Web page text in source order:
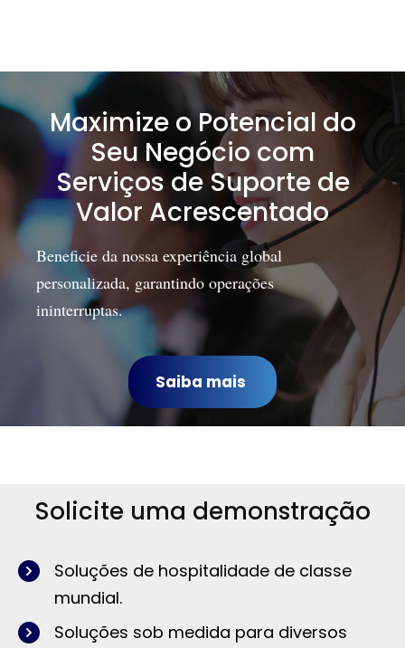
Maximize o Potencial do
Seu Negócio com
Serviços de Suporte de
Valor Acrescentado
Beneficie da nossa experiência global
personalizada, garantindo operações
ininterruptas.
Saiba mais
Solicite uma demonstração
Soluções de hospitalidade de classe
mundial.
Soluções sob medida para diversos